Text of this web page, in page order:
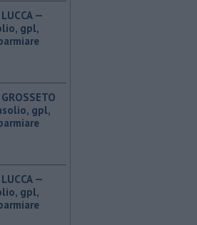
—
gpl,
gpl,
—
gpl,